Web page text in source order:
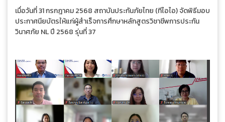
เมื่อวันที่ 31 กรกฎาคม 2568 สถาบันประกันภัยไทย (ทีไอไอ) จัดพิธีมอบ
ประกาศนียบัตรให้แก่ผู้สำเร็จการศึกษาหลักสูตรวิชาชีพการประกัน
วินาศภัย NL ปี 2568 รุ่นที่ 37